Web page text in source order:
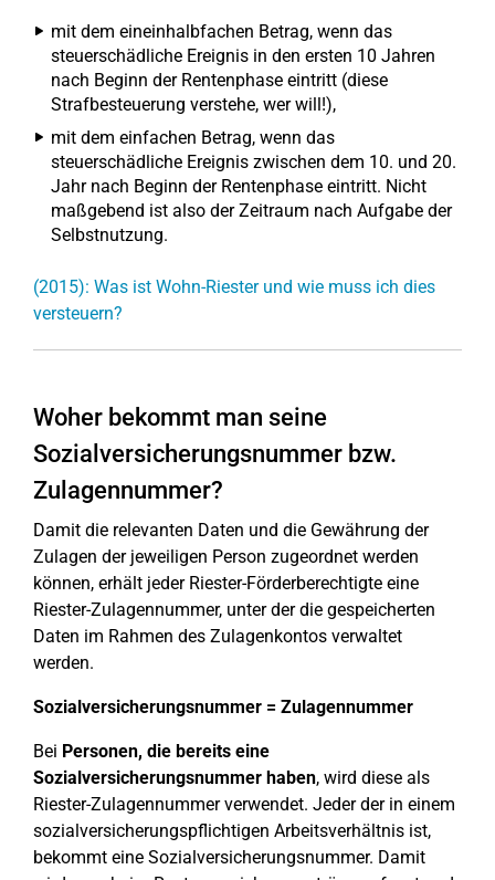
mit dem eineinhalbfachen Betrag, wenn das
steuerschädliche Ereignis in den ersten 10 Jahren
nach Beginn der Rentenphase eintritt (diese
Strafbesteuerung verstehe, wer will!),
mit dem einfachen Betrag, wenn das
steuerschädliche Ereignis zwischen dem 10. und 20.
Jahr nach Beginn der Rentenphase eintritt. Nicht
maßgebend ist also der Zeitraum nach Aufgabe der
Selbstnutzung.
(2015): Was ist Wohn-Riester und wie muss ich dies
versteuern?
Woher bekommt man seine
Sozialversicherungsnummer bzw.
Zulagennummer?
Damit die relevanten Daten und die Gewährung der
Zulagen der jeweiligen Person zugeordnet werden
können, erhält jeder Riester-Förderberechtigte eine
Riester-Zulagennummer, unter der die gespeicherten
Daten im Rahmen des Zulagenkontos verwaltet
werden.
Sozialversicherungsnummer = Zulagennummer
Bei Personen, die bereits eine
Sozialversicherungsnummer haben, wird diese als
Riester-Zulagennummer verwendet. Jeder der in einem
sozialversicherungspflichtigen Arbeitsverhältnis ist,
bekommt eine Sozialversicherungsnummer. Damit